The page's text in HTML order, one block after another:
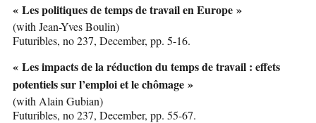
« Les politiques de temps de travail en Europe »
(with Jean-Yves Boulin)
Futuribles, no 237, December, pp. 5-16.
« Les impacts de la réduction du temps de travail : effets
potentiels sur l’emploi et le chômage »
(with Alain Gubian)
Futuribles, no 237, December, pp. 55-67.